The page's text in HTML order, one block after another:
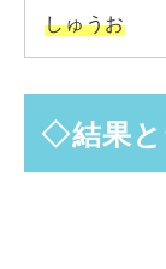
しゅうお
◇結果と